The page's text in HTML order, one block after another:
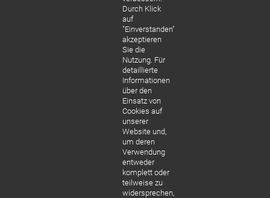
VIDEO BERATUNG
virtuelle Sprechstunde,
bequem von zu Hause am
Bildschirm und ohne
Anreise.
MEHR ERFAHREN
Durch Klick
auf
"Einverstanden"
akzeptieren
Sie die
Nutzung. Für
detaillierte
Informationen
über den
Einsatz von
Cookies auf
unserer
Website und,
um deren
Verwendung
entweder
komplett oder
teilweise zu
widersprechen,